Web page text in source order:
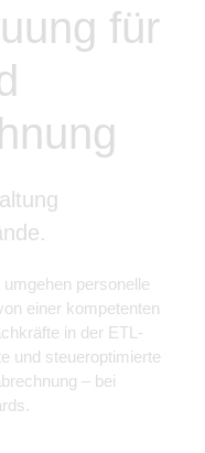
für
personelle
einer kompetenten
in der ETL-
und steueroptimierte
– bei